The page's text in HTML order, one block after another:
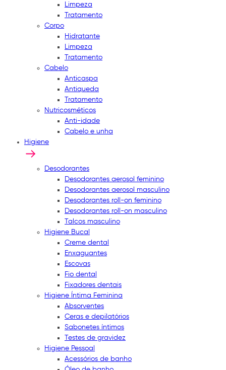
Limpeza
Tratamento
Corpo
Hidratante
Limpeza
Tratamento
Cabelo
Anticaspa
Antiqueda
Tratamento
Nutricosméticos
Anti-idade
Cabelo e unha
Higiene
Desodorantes
Desodorantes aerosol feminino
Desodorantes aerosol masculino
Desodorantes roll-on feminino
Desodorantes roll-on masculino
Talcos masculino
Higiene Bucal
Creme dental
Enxaguantes
Escovas
Fio dental
Fixadores dentais
Higiene Íntima Feminina
Absorventes
Ceras e depilatórios
Sabonetes íntimos
Testes de gravidez
Higiene Pessoal
Acessórios de banho